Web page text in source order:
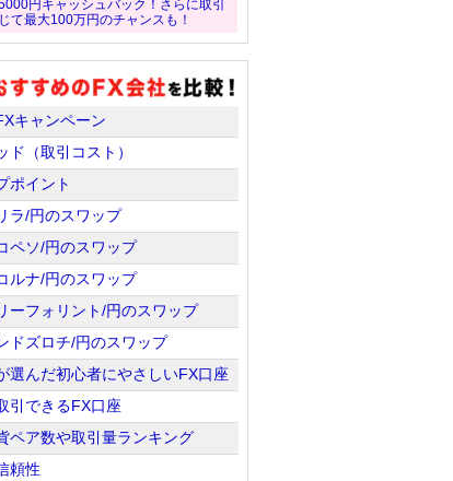
円キャッシュバック！さらに取引
て最大100万円のチャンスも！
キャンペーン
ド（取引コスト）
ポイント
ラ/円のスワップ
ペソ/円のスワップ
ルナ/円のスワップ
ーフォリント/円のスワップ
ドズロチ/円のスワップ
選んだ初心者にやさしいFX口座
引できるFX口座
ペア数や取引量ランキング
頼性